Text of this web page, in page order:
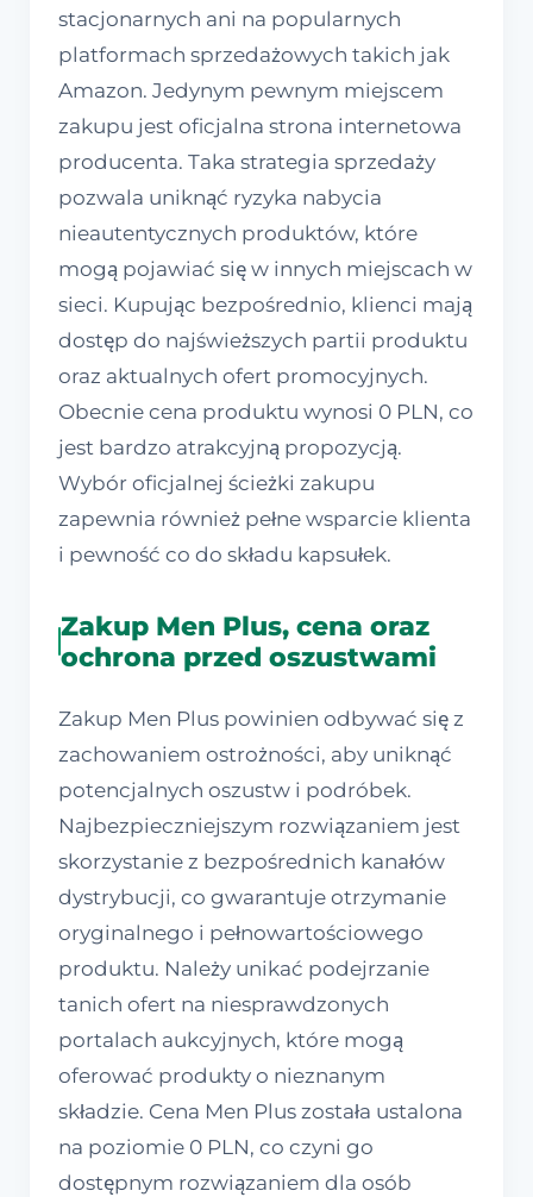
stacjonarnych ani na popularnych
platformach sprzedażowych takich jak
Amazon. Jedynym pewnym miejscem
zakupu jest oficjalna strona internetowa
producenta. Taka strategia sprzedaży
pozwala uniknąć ryzyka nabycia
nieautentycznych produktów, które
mogą pojawiać się w innych miejscach w
sieci. Kupując bezpośrednio, klienci mają
dostęp do najświeższych partii produktu
oraz aktualnych ofert promocyjnych.
Obecnie cena produktu wynosi 0 PLN, co
jest bardzo atrakcyjną propozycją.
Wybór oficjalnej ścieżki zakupu
zapewnia również pełne wsparcie klienta
i pewność co do składu kapsułek.
Zakup Men Plus, cena oraz
ochrona przed oszustwami
Zakup Men Plus powinien odbywać się z
zachowaniem ostrożności, aby uniknąć
potencjalnych oszustw i podróbek.
Najbezpieczniejszym rozwiązaniem jest
skorzystanie z bezpośrednich kanałów
dystrybucji, co gwarantuje otrzymanie
oryginalnego i pełnowartościowego
produktu. Należy unikać podejrzanie
tanich ofert na niesprawdzonych
portalach aukcyjnych, które mogą
oferować produkty o nieznanym
składzie. Cena Men Plus została ustalona
na poziomie 0 PLN, co czyni go
dostępnym rozwiązaniem dla osób